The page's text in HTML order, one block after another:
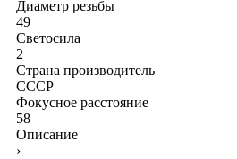
Диаметр резьбы
49
Светосила
2
Страна производитель
СССР
Фокусное расстояние
58
Описание
›